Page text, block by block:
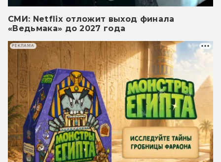
СМИ: Netflix отложит выход финала
«Ведьмака» до 2027 года
РЕКЛАМА